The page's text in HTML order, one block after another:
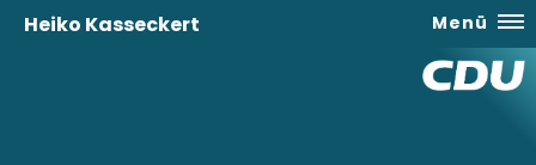
Heiko Kasseckert Menü